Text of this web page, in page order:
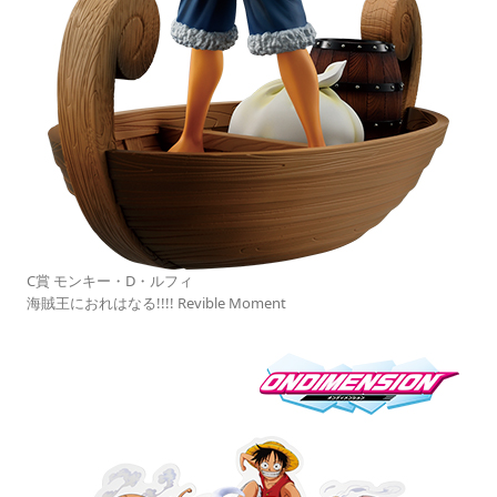
C賞 モンキー・D・ルフィ
海賊王におれはなる!!!! Revible Moment